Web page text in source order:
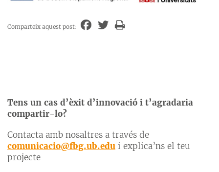
Comparteix aquest post:
Tens un cas d’èxit d’innovació i t’agradaria
compartir-lo?
Contacta amb nosaltres a través de
comunicacio@fbg.ub.edu i explica’ns el teu
projecte